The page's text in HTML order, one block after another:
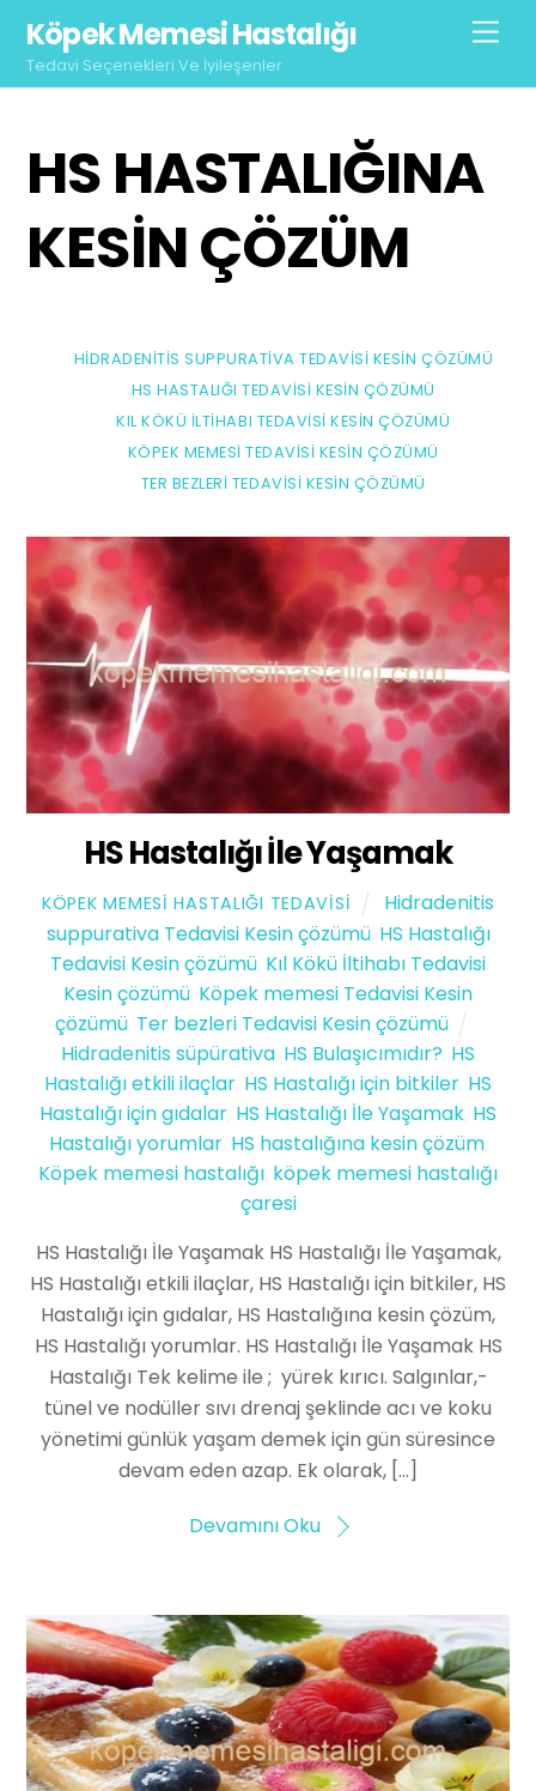
content
Köpek Memesi Hastalığı
Tedavi Seçenekleri Ve İyileşenler
HS HASTALIĞINA
KESIN ÇÖZÜM
HIDRADENITIS SUPPURATIVA TEDAVISI KESIN ÇÖZÜMÜ
HS HASTALIĞI TEDAVISI KESIN ÇÖZÜMÜ
KIL KÖKÜ İLTIHABI TEDAVISI KESIN ÇÖZÜMÜ
KÖPEK MEMESI TEDAVISI KESIN ÇÖZÜMÜ
TER BEZLERI TEDAVISI KESIN ÇÖZÜMÜ
HS Hastalığı İle Yaşamak
KÖPEK MEMESI HASTALIĞI TEDAVISI
Hidradenitis
suppurativa Tedavisi Kesin çözümü, HS Hastalığı
Tedavisi Kesin çözümü Kıl Kökü İltihabı Tedavisi
Kesin çözümü Köpek memesi Tedavisi Kesin
çözümü, Ter bezleri Tedavisi Kesin çözümü
Hidradenitis süpürativa HS Bulaşıcımıdır? HS
Hastalığı etkili ilaçlar HS Hastalığı için bitkiler HS
Hastalığı için gıdalar HS Hastalığı İle Yaşamak HS
Hastalığı yorumlar, HS hastalığına kesin çözüm,
Köpek memesi hastalığı köpek memesi hastalığı
çaresi
HS Hastalığı İle Yaşamak HS Hastalığı İle Yaşamak,
HS Hastalığı etkili ilaçlar, HS Hastalığı için bitkiler, HS
Hastalığı için gıdalar, HS Hastalığına kesin çözüm,
HS Hastalığı yorumlar. HS Hastalığı İle Yaşamak HS
Hastalığı Tek kelime ile ; yürek kırıcı. Salgınlar,-
tünel ve nodüller sıvı drenaj şeklinde acı ve koku
yönetimi günlük yaşam demek için gün süresince
devam eden azap. Ek olarak, […]
Devamını Oku